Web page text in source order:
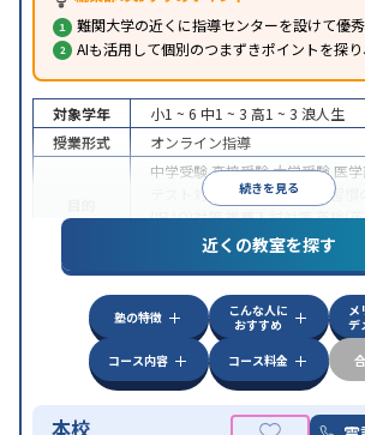
難関大学の近くに指導センターを設けて優
AIも活用して個別のつまずきポイントを探
続きを見る
対象学年 小1 ~ 6 中1 ~ 3 高1 ~ 3 浪人生
授業形式
オンライン指導
中学受験高校受験大学受験 医
テスト対策
内申点対策 学習習慣
(旧AO)対策推薦入試対策英検(
(漢字検定)対策
中高一貫校生に対応成績保証制
可能不登校生に対応学習にPC・
オンライン対応1科目から受講
近くの教室を探す
塾の特徴
こんな人に
おすすめ
メ
デ
コース内容
コース料金
本校